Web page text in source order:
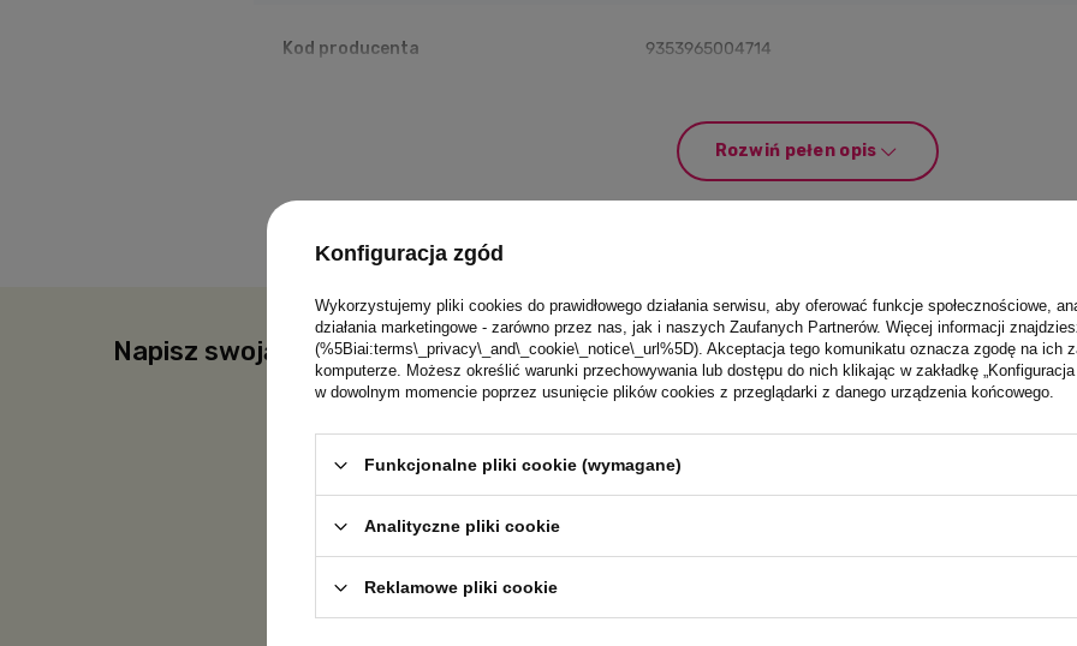
dla dziecka w wieku 6 m+
zastosowanie technologii Technologia Stay Suction;
bez BPA, ftalanów i PCW, zgodnie z obowiązującymi wymaganiami;
można używać w kuchence mikrofalowej, zmywarce i sterylizatorze.
Kolory przedstawione na zdjęciach ze względu na przekaz elektroniczny mogą nieznacznie różnić się od oryginału.
Najnowsze informacje, zdjęcia, a także cenne wskazówki dotyczące produktu znajdziesz na
Kod producenta 9353965004714
Rozwiń pełen opis
Napisz swoją opinię
Twoja ocena:
5/5
Treść twojej opinii
Konfiguracja zgód
Wykorzystujemy pliki cookies do prawidłowego działania serwisu, aby oferować funkcje społecznościowe,
działania marketingowe - zarówno przez nas, jak i naszych Zaufanych Partnerów. Więcej informacji
(%5Biai:terms\_privacy\_and\_cookie\_notice\_url%5D). Akceptacja tego komunikatu oznacza zgodę na ich
komputerze. Możesz określić warunki przechowywania lub dostępu do nich klikając w zakładkę
w dowolnym momencie poprzez usunięcie plików cookies z przeglądarki z danego urządzenia końcowego.
Funkcjonalne pliki cookie (wymagane)
Analityczne pliki cookie
Reklamowe pliki cookie